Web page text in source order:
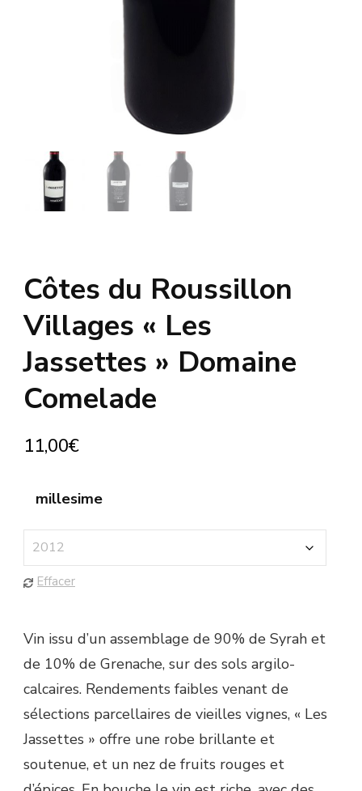
Côtes du Roussillon
Villages « Les
Jassettes » Domaine
Comelade
11,00€
millesime
Effacer
Vin issu d’un assemblage de 90% de Syrah et
de 10% de Grenache, sur des sols argilo-
calcaires. Rendements faibles venant de
sélections parcellaires de vieilles vignes, « Les
Jassettes » offre une robe brillante et
soutenue, et un nez de fruits rouges et